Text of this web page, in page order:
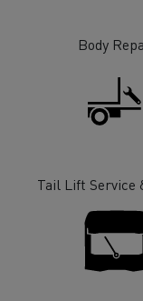
Body
Tail Lift Service